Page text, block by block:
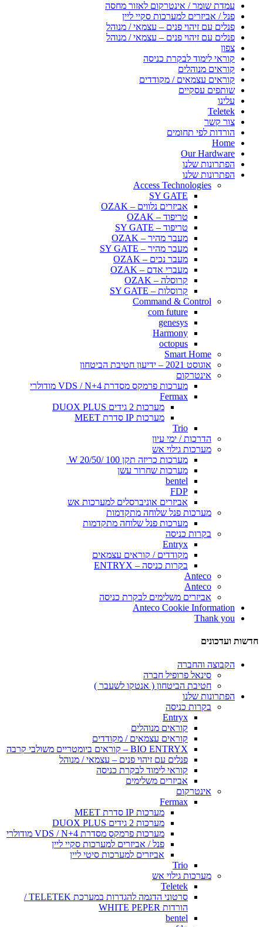
עמדת שומר / אינטרקום לאזור מחסה
פנל / אביזרים למערכות סקיי ליין
פנלים עם זיהוי פנים – עצמאי / מנוהל
פנלים עם זיהוי פנים – עצמאי / מנוהל
צפון
קוראי לימוד לבקרת כניסה
קוראים מנוהלים
קוראים עצמאים / מקודדים
שותפים עסקיים
עלינו
Teletek
צור קשר
הורדות לפי תחומים
Home
Our Hardware
הפתרונות שלנו
הפתרונות שלנו
Access Technologies
SY GATE
אביזרים נלווים – OZAK
טריפוד – OZAK
טריפוד – SY GATE
מעבר מהיר – OZAK
מעבר מהיר – SY GATE
מעבר נכים – OZAK
מעברי אדם – OZAK
קרוסלה – OZAK
קרוסלות – SY GATE
Command & Control
com future
genesys
Harmony
octopus
Smart Home
אוגוסט 2021 – ידיעון חטיבת הביטחון
אינטרקום
מערכות פרמקס מסדרת VDS / N+4 מודולרי
Fermax
מערכות 2 גידים DUOX PLUS
מערכות IP סדרת MEET
Trio
הדרכות / ימי עיון
מערכות גילוי אש
מערכות כריזה תקן 100 /20/50 W
מערכות שחרור עשן
bentel
FDP
אביזרים אוניברסלים למערכות אש
מערכות פנל שלוחה מתקדמות
מערכות פנל שלוחה מתקדמות
בקרות כניסה
Entryx
מקודדים / קוראים עצמאים
בקרות כניסה – ENTRYX
Anteco
Anteco
אביזרים משלימים לבקרת כניסה
Anteco Cookie Information
Thank you
חדשות ועדכונים
הקבוצה והחברה
סינאל פרופיל חברה
חטיבת הביטחון ( אנטקו לשעבר )
הפתרונות שלנו
בקרות כניסה
Entryx
קוראים מנוהלים
קוראים עצמאים / מקודדים
BIO ENTRYX – קוראים ביומטריים משולבי קרבה
פנלים עם זיהוי פנים – עצמאי / מנוהל
קוראי לימוד לבקרת כניסה
אביזרים משלימים
אינטרקום
Fermax
מערכות IP סדרת MEET
מערכות 2 גידים DUOX PLUS
מערכות פרמקס מסדרת VDS / N+4 מודולרי
פנל / אביזרים למערכות סקיי ליין
אביזרים למערכות סיטי ליין
Trio
מערכות גילוי אש
Teletek
סרטוני הדגמה להגדרות במערכת TELETEK /
הורדות WHITE PEPER
bentel